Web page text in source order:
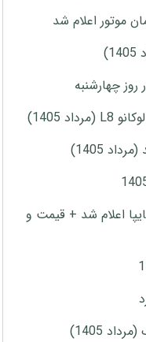
1405)
3 محصول سایپا اعلام شد + قیمت و
1405)